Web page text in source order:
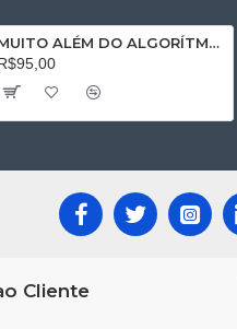
MUITO ALÉM DO ALGORÍTMO: O Direito do Trabalho no Séc. XXI
Cliente